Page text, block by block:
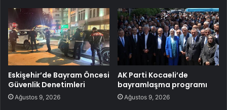
Eskişehir’de Bayram Öncesi
Güvenlik Denetimleri
Ağustos 9, 2026
AK Parti Kocaeli’de
bayramlaşma programı
Ağustos 9, 2026